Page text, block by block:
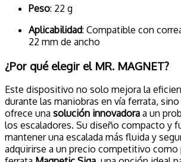
Peso: 22 g
Aplicabilidad: Compatible con
22 mm de ancho
¿Por qué elegir el MR. MAGNET?
Este dispositivo no solo mejora la
durante las maniobras en vía ferrata,
ofrece una solución innovadora a un
los escaladores. Su diseño compacto y
mantener una escalada más fluida y
adquirirse a un precio competitivo como